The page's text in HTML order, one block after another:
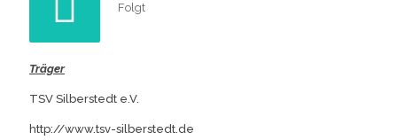
Folgt
Träger
TSV Silberstedt e.V.
http://www.tsv-silberstedt.de